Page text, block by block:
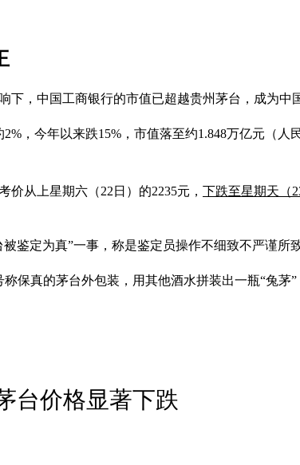
下，中国工商银行的市值已超越贵州茅台，成为中
，今年以来跌15%，市值落至约1.848万亿元（
从上星期六（22日）的2235元， 下跌至星期天（
鉴定为真”一事，称是鉴定员操作不细致不严谨所致
保真的茅台外包装，用其他酒水拼装出一瓶“兔
台价格显著下跌